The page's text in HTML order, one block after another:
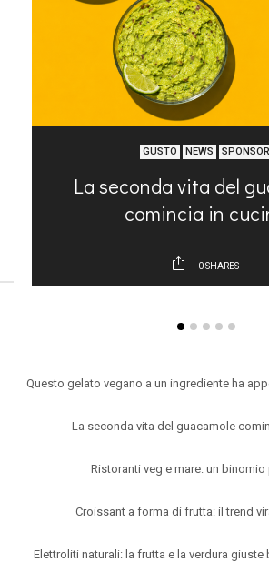
GUSTO NEWS SPONSOR
La seconda vita del
comincia in
0SHARES
Questo gelato vegano a un ingrediente ha
La seconda vita del guacamole
Ristoranti veg e mare: un
Croissant a forma di frutta: il trend
Elettroliti naturali: la frutta e la verdura